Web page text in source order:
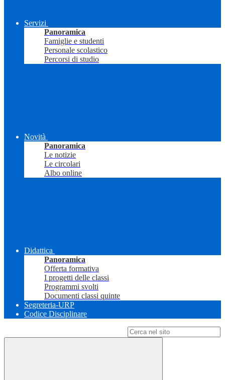
Servizi
Panoramica
Famiglie e studenti
Personale scolastico
Percorsi di studio
Novità
Panoramica
Le notizie
Le circolari
Albo online
Didattica
Panoramica
Offerta formativa
I progetti delle classi
Programmi svolti
Documenti classi quinte
Segreteria-URP
Codice Disciplinare